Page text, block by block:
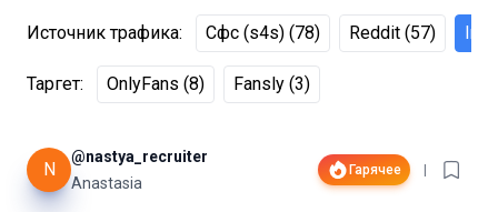
Источник трафика: Сфс (s4s) (78) Reddit (57)
Таргет: OnlyFans (8) Fansly (3)
N
@nastya_recruiter
Anastasia
Гарячее